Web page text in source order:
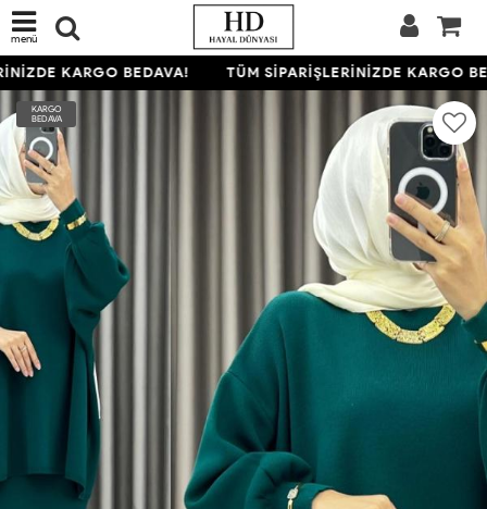
menü
KARGO BEDAVA! TÜM SİPARİŞLERİNİZDE KARGO
KARGO
BEDAVA